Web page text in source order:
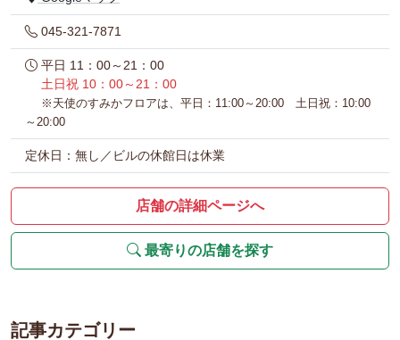
045-321-7871
平日 11：00～21：00
土日祝 10：00～21：00
※天使のすみかフロアは、平日：11:00～20:00 土日祝：10:00
～20:00
定休日：無し／ビルの休館日は休業
店舗の詳細ページへ
最寄りの店舗を探す
記事カテゴリー